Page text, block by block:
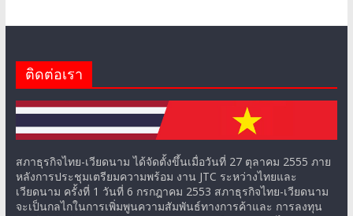
สภาธุรกิจไทย-เวียดนาม ได้จัดตั้งขึ้นเมื่อวันที่ 27 ตุลาคม 2555 ภาย
หลังการประชุมเตรียมความพร้อม งาน JTC ระหว่างไทยและ
เวียดนาม ครั้งที่ 1 วันที่ 6 กรกฎาคม 2553 สภาธุรกิจไทย-เวียดนาม
รวมถึงผลักดันการแก้ปัญหา อุปสรรคทางธุรกิจ ระหว่าง ไทยและ
เวียดนาม คณะกรรมการร่วมภาคเอกชน 3 สถาบัน (กกร.) จึงได้ร่วม
กันจัดตั้งสภาธุรกิจไทย-เวียดนาม อย่างเป็นทางการ